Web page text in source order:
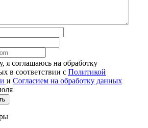
я соглашаюсь на обработку
в соответствии с Политикой
и Согласием на обработку данных